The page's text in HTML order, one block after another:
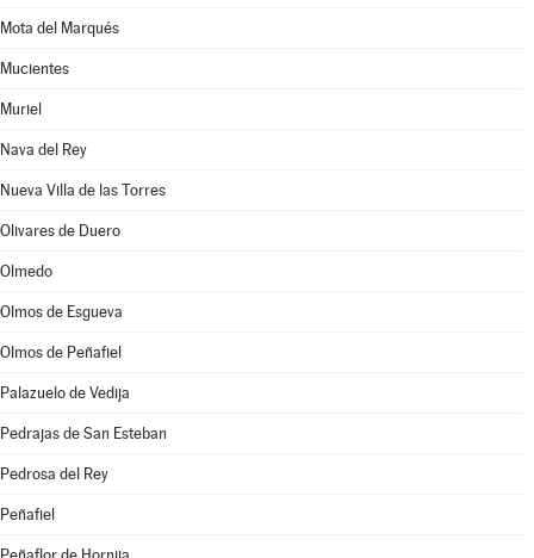
Mota del Marqués
Mucientes
Muriel
Nava del Rey
Nueva Villa de las Torres
Olivares de Duero
Olmedo
Olmos de Esgueva
Olmos de Peñafiel
Palazuelo de Vedija
Pedrajas de San Esteban
Pedrosa del Rey
Peñafiel